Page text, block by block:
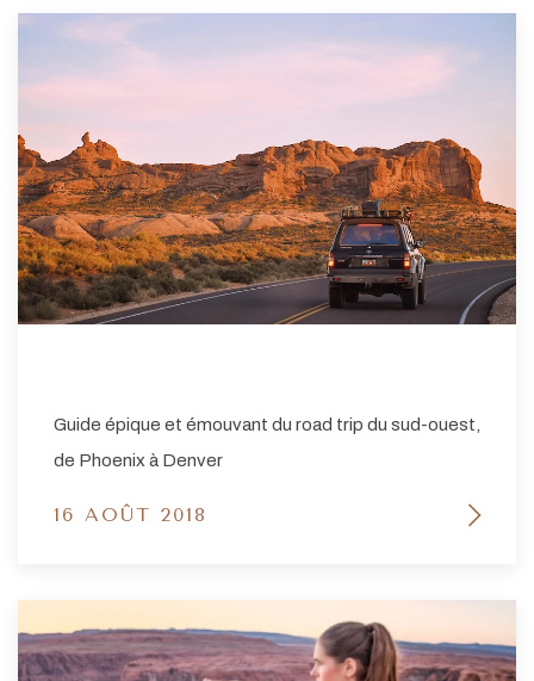
Guide épique et émouvant du road trip du sud-ouest,
de Phoenix à Denver
16 AOÛT 2018